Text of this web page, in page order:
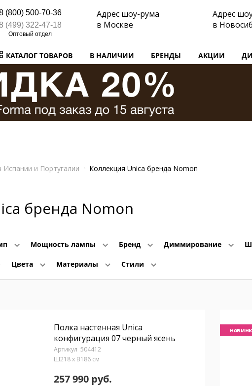
(800) 500-70-36
(499) 322-47-18
Адрес шоу-рума
в Москве
Адрес
в
КАТАЛОГ ТОВАРОВ В НАЛИЧИИ БРЕНДЫ АКЦИИ
Испании и Португалии Коллекция Unica бренда Nomon
бренда Nomon
Мощность лампы Бренд Диммирование
Цвета Материалы Стили
Полка настенная Unica
конфигурация 07 черный ясень
504412
Ш218 x В186 см
257 990 руб.